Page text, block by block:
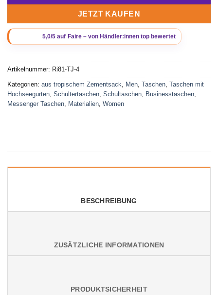
JETZT KAUFEN
Artikelnummer: Ri81-TJ-4
Kategorien: aus tropischem Zementsack Men Taschen Taschen mit
Hochseegurten Schultertaschen Schultaschen Businesstaschen
Messenger Taschen
Materialien Women
BESCHREIBUNG
ZUSÄTZLICHE INFORMATIONEN
PRODUKTSICHERHEIT